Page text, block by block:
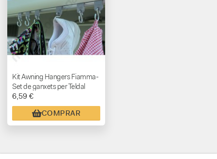
Kit Awning Hangers Fiamma-
Set de ganxets per Teldal
6,59 €
COMPRAR